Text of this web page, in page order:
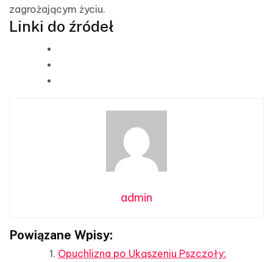
zagrożającym życiu.
Linki do źródeł
admin
Powiązane Wpisy:
Opuchlizna po Ukąszeniu Pszczoły: